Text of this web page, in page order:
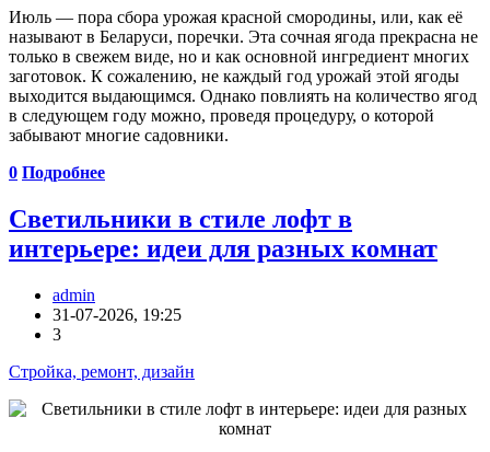
Июль — пора сбора урожая красной смородины, или, как её
называют в Беларуси, поречки. Эта сочная ягода прекрасна не
только в свежем виде, но и как основной ингредиент многих
заготовок. К сожалению, не каждый год урожай этой ягоды
выходится выдающимся. Однако повлиять на количество ягод
в следующем году можно, проведя процедуру, о которой
забывают многие садовники.
0 Подробнее
Светильники в стиле лофт в
интерьере: идеи для разных комнат
admin
31-07-2026, 19:25
3
Стройка, ремонт, дизайн